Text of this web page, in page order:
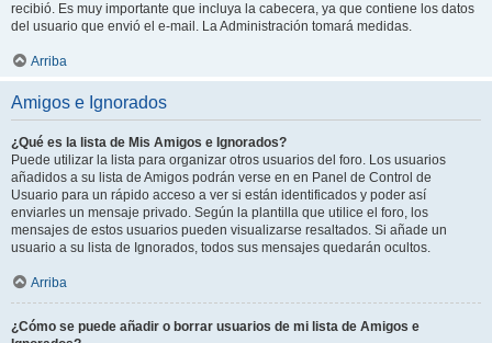
recibió. Es muy importante que incluya la cabecera, ya que contiene los datos
del usuario que envió el e-mail. La Administración tomará medidas.
Arriba
Amigos e Ignorados
¿Qué es la lista de Mis Amigos e Ignorados?
Puede utilizar la lista para organizar otros usuarios del foro. Los usuarios
añadidos a su lista de Amigos podrán verse en en Panel de Control de
Usuario para un rápido acceso a ver si están identificados y poder así
enviarles un mensaje privado. Según la plantilla que utilice el foro, los
mensajes de estos usuarios pueden visualizarse resaltados. Si añade un
usuario a su lista de Ignorados, todos sus mensajes quedarán ocultos.
Arriba
¿Cómo se puede añadir o borrar usuarios de mi lista de Amigos e